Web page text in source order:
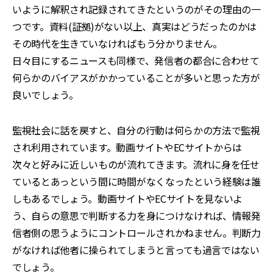
いように解釈され記録されてきたというのがその理由の一
つです。資料(証拠)がない以上、真実はどうだったのかは
その時代を生きていなければもう分かりません。
日々目にするニュースも同様で、発信者の都合に合わせて
何らかのバイアスがかかっていることが多いと思った方が
良いでしょう。
監視社会に話を戻すと、自分の行動は何らかの方法で監視
され利用されています。動画サイトやECサイトからは
次々と好みに近しいものが流れてきます。流れに身を任せ
ているとあっという間に時間がなくなったという経験は誰
しもあるでしょう。動画サイトやECサイトを見ないよ
う、自らの意思で判断する力を身につけなければ、情報発
信者側の思うようにコントロールされかねません。判断力
がなければ他者に操られてしまうと言っても過言ではない
でしょう。